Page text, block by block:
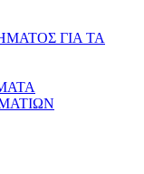
ΓΙΑ ΤΑ